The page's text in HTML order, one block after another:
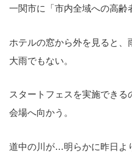
一関市に「市内全域への高齢
ホテルの窓から外を見ると
大雨でもない。
スタートフェスを実施でき
会場へ向かう。
道中の川が…明らかに昨日よ